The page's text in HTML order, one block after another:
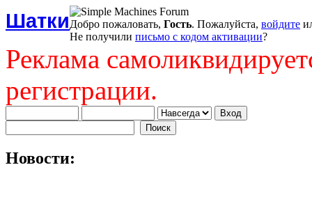
ШаткиДобро пожаловать, Гость. Пожалуйста, войдите
Не получили письмо с кодом активации?
Реклама
регистрации.
Новости: